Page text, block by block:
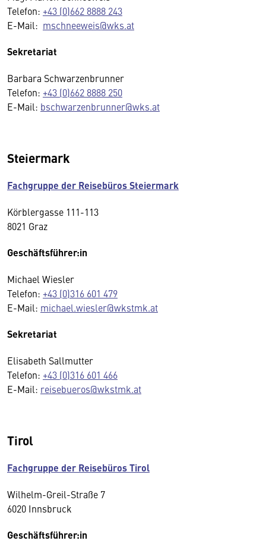
Telefon: +43 (0)662 8888 243
E-Mail: mschneeweis@wks.at
Sekretariat
Barbara Schwarzenbrunner
Telefon: +43 (0)662 8888 250
E-Mail: bschwarzenbrunner@wks.at
Steiermark
Fachgruppe der Reisebüros Steiermark
Körblergasse 111-113
8021 Graz
Geschäftsführer:in
Michael Wiesler
Telefon: +43 (0)316 601 479
E-Mail: michael.wiesler@wkstmk.at
Sekretariat
Elisabeth Sallmutter
Telefon: +43 (0)316 601 466
E-Mail: reisebueros@wkstmk.at
Tirol
Fachgruppe der Reisebüros Tirol
Wilhelm-Greil-Straße 7
6020 Innsbruck
Geschäftsführer:in